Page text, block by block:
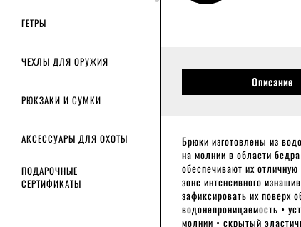
ГЕТРЫ
ЧЕХЛЫ ДЛЯ ОРУЖИЯ
РЮКЗАКИ И СУМКИ
АКСЕССУАРЫ ДЛЯ ОХОТЫ
ПОДАРОЧНЫЕ
СЕРТИФИКАТЫ
Описание
Брюки изготовлены из
на молнии в области
обеспечивают их
зоне интенсивного
зафиксировать их поверх
водонепроницаемость •
молнии • скрытый